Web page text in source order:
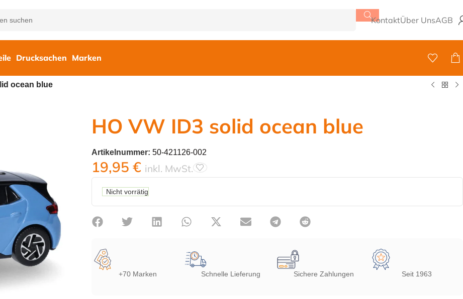
KontaktÜber UnsAGB
Drucksachen Marken
ocean blue
HO VW ID3 solid ocean blue
Artikelnummer: 50-421126-002
19,95 € inkl. MwSt.
Nicht vorrätig
+70 Marken Schnelle Lieferung Sichere Zahlungen Seit 1963